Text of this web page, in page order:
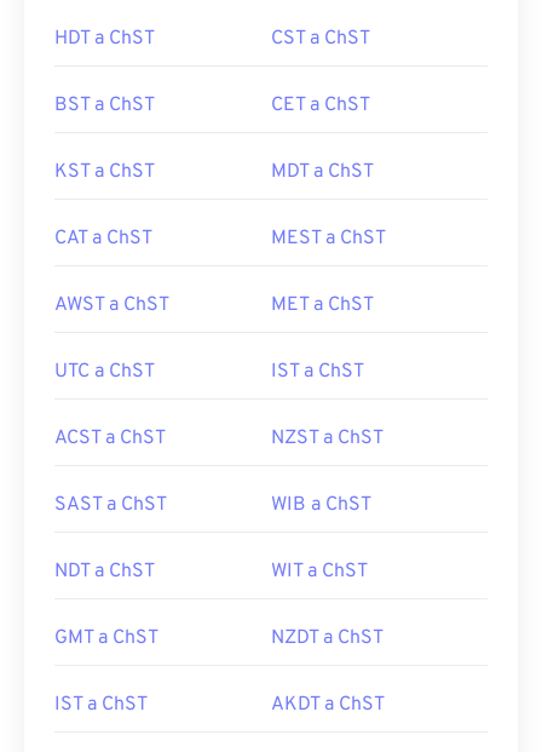
HDT a ChST CST a ChST
BST a ChST CET a ChST
KST a ChST MDT a ChST
CAT a ChST MEST a ChST
AWST a ChST MET a ChST
UTC a ChST IST a ChST
ACST a ChST NZST a ChST
SAST a ChST WIB a ChST
NDT a ChST WIT a ChST
GMT a ChST NZDT a ChST
IST a ChST AKDT a ChST